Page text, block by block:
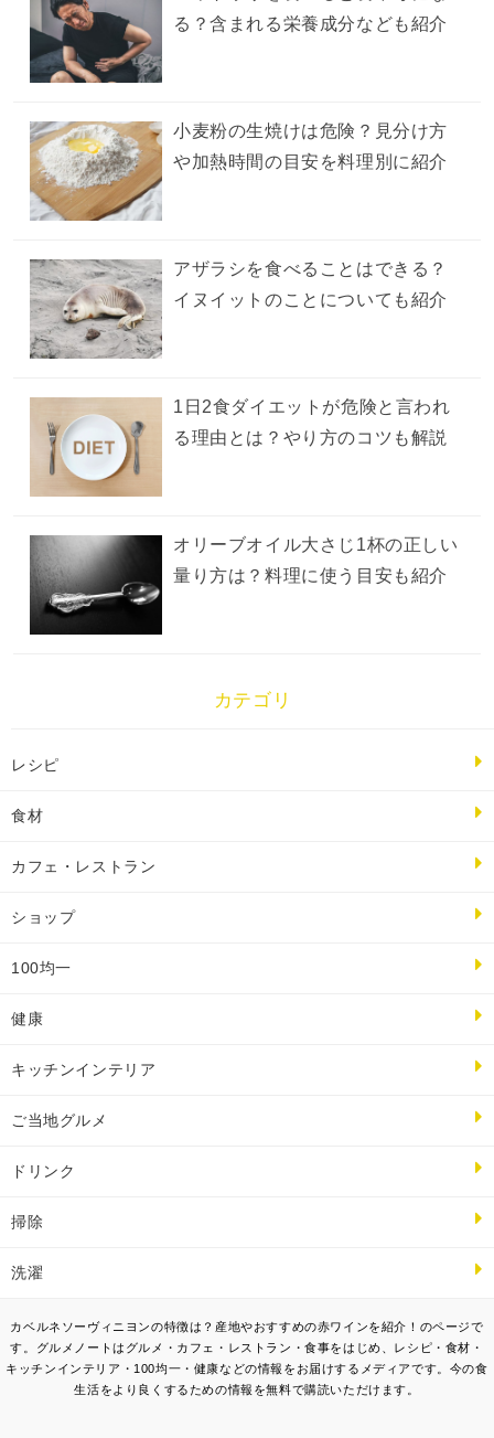
る？含まれる栄養成分なども紹介
小麦粉の生焼けは危険？見分け方
や加熱時間の目安を料理別に紹介
アザラシを食べることはできる？
イヌイットのことについても紹介
1日2食ダイエットが危険と言われ
る理由とは？やり方のコツも解説
オリーブオイル大さじ1杯の正しい
量り方は？料理に使う目安も紹介
カテゴリ
レシピ
食材
カフェ・レストラン
ショップ
100均一
健康
キッチンインテリア
ご当地グルメ
ドリンク
掃除
洗濯
カベルネソーヴィニヨンの特徴は？産地やおすすめの赤ワインを紹介！のページで
す。グルメノートはグルメ・カフェ・レストラン・食事をはじめ、レシピ・食材・
キッチンインテリア・100均一・健康などの情報をお届けするメディアです。今の食
生活をより良くするための情報を無料で購読いただけます。